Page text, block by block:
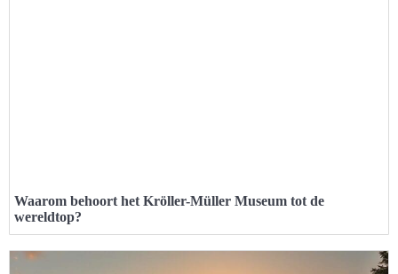
Waarom behoort het Kröller-Müller Museum tot de
wereldtop?